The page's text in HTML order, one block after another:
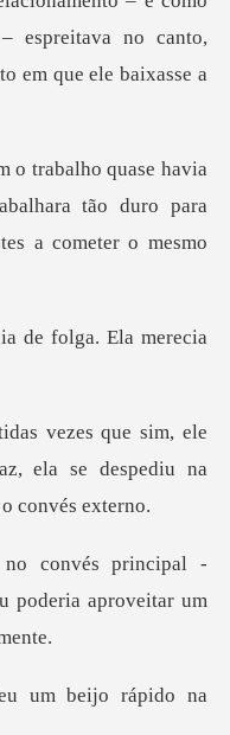
espreita
tão duro para
de folga. Ela
le
ela se despediu
-
poderia ap
um beijo ráp